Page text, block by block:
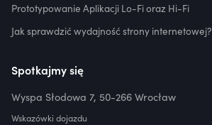
Prototypowanie Aplikacji Lo-Fi oraz Hi-Fi
Jak sprawdzić wydajność strony internetowej?
Spotkajmy się
Wyspa Słodowa 7, 50-266 Wrocław
Wskazówki dojazdu